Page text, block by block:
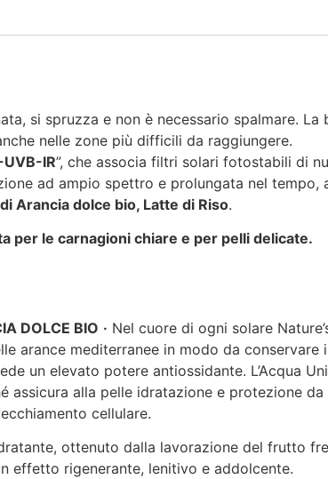
si spruzza e non è necessario spalmare.
nelle zone più difficili da raggiungere.
IR”, che associa filtri solari fotostabili di
ad ampio spettro e prolungata nel tempo,
Arancia dolce bio, Latte di Riso.
per le carnagioni chiare e per pelli delicate.
DOLCE BIO · Nel cuore di ogni solare
arance mediterranee in modo da
un elevato potere antiossidante. L’Acqua
assicura alla pelle idratazione e protezione da
cellulare.
ottenuto dalla lavorazione del frutto
effetto rigenerante, lenitivo e addolcente.